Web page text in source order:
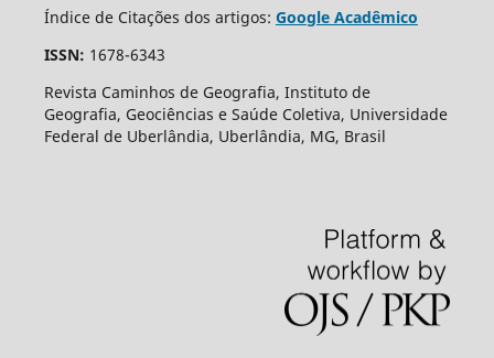
Índice de Citações dos artigos: Google Acadêmico
ISSN: 1678-6343
Revista Caminhos de Geografia, Instituto de
Geografia, Geociências e Saúde Coletiva, Universidade
Federal de Uberlândia, Uberlândia, MG, Brasil